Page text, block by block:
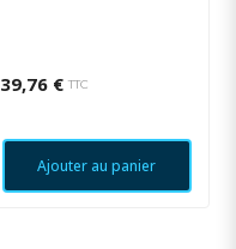
39,76 € TTC
Ajouter au panier